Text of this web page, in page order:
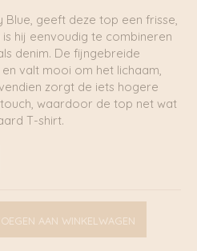
Blue, geeft deze top een frisse,
hij eenvoudig te combineren
denim. De fijngebreide
valt mooi om het lichaam,
zorgt de iets hogere
waardoor de top net wat
T-shirt.
AAN WINKELWAGEN